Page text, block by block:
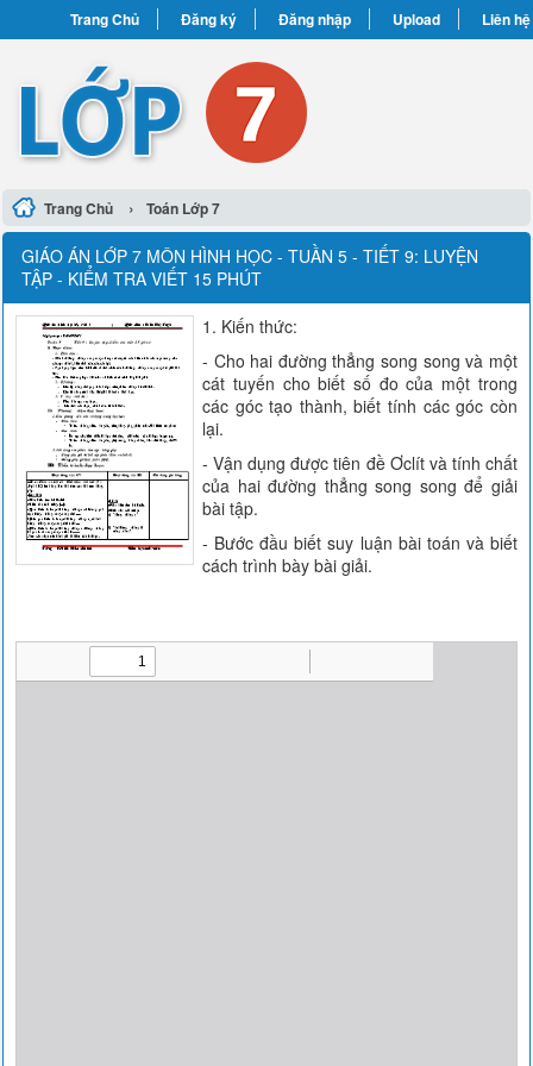
Trang Chủ Đăng ký Đăng nhập Upload Liên hệ
Trang Chủ › Toán Lớp 7
GIÁO ÁN LỚP 7 MÔN HÌNH HỌC - TUẦN 5 - TIẾT 9: LUYỆN
TẬP - KIỂM TRA VIẾT 15 PHÚT
1. Kiến thức:
- Cho hai đường thẳng song song và một
cát tuyến cho biết số đo của một trong
các góc tạo thành, biết tính các góc còn
lại.
- Vận dụng được tiên đề Ơclít và tính chất
của hai đường thẳng song song để giải
bài tập.
- Bước đầu biết suy luận bài toán và biết
cách trình bày bài giải.